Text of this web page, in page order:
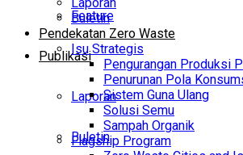
Feature
Publikasi
Laporan
Buletin
Buletin
Pendekatan Zero Waste
Isu Strategis
Pengurangan Produksi
Penurunan Pola
Sistem Guna Ulang
Solusi Semu
Sampah Organik
Flagship Program